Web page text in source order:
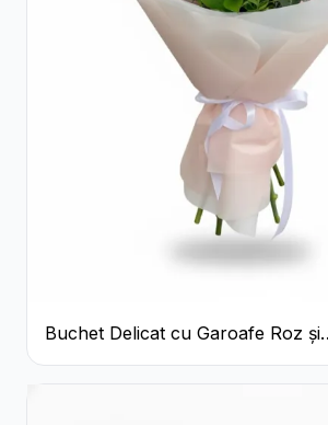
Buchet Delicat cu Garoafe Roz și
Crizanteme Albe